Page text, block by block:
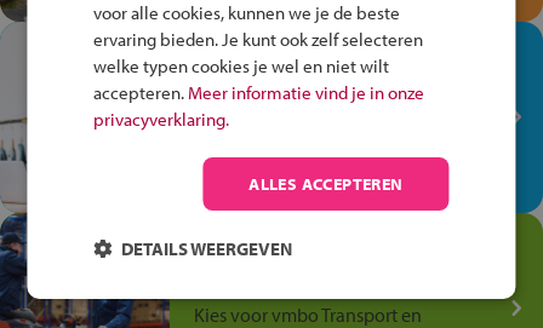
In de winkel ben je op je
plek!
Ontdek via het vmbo jouw talent
anders is!
Jouw talent in de
Kies voor vmbo Transport en
voor alle cookies, kunnen we je de beste
ervaring bieden. Je kunt ook zelf selecteren
welke typen cookies je wel en niet wilt
accepteren. Meer informatie vind je in onze
privacyverklaring.
ALLES ACCEPTEREN
DETAILS WEERGEVEN